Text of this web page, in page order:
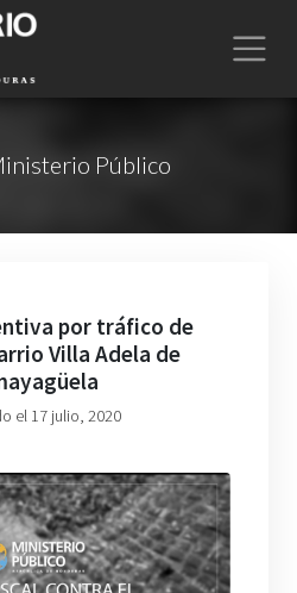
Público
por tráfico de
Villa Adela de
el 17 julio, 2020